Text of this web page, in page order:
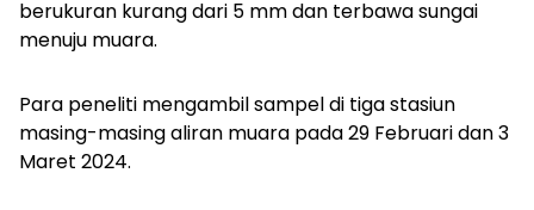
berukuran kurang dari 5 mm dan terbawa sungai
menuju muara.
Para peneliti mengambil sampel di tiga stasiun
masing-masing aliran muara pada 29 Februari dan 3
Maret 2024.